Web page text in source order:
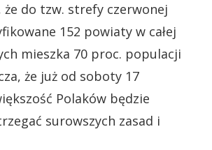
że do tzw. strefy czerwonej
152 powiaty w całej
mieszka 70 proc. populacji
że już od soboty 17
Polaków będzie
surowszych zasad i